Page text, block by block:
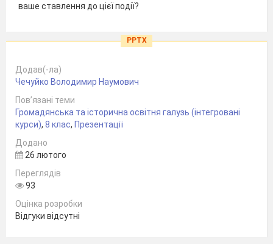
ваше ставлення до цієї події?
PPTX
Додав(-ла)
Чечуйко Володимир Наумович
Пов’язані теми
Громадянська та історична освітня галузь (інтегровані
курси), 8 клас, Презентації
Додано
26 лютого
Переглядів
93
Оцінка розробки
Відгуки відсутні